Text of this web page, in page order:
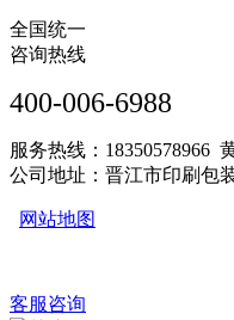
全国统一
咨询热线
400-006-6988
服务热线：18350578966
公司地址：晋江市印刷包
网站地图
客服咨询